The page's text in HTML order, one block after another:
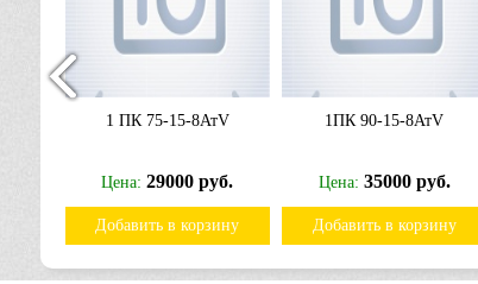
1 ПК 75-15-8АтV
Цена:29000 руб.
Добавить в корзину
1ПК 90-15-8АтV
Цена: 35000 руб.
Добавить в корзину